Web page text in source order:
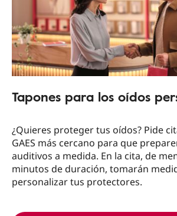
Tapones para los oídos
¿Quieres proteger tus oídos? Pide
GAES más cercano para que
auditivos a medida. En la cita, de
minutos de duración, tomarán
personalizar tus protectores.